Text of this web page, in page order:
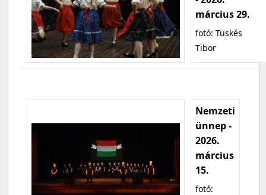
március 29.
fotó: Tüskés
Tibor
Nemzeti
ünnep -
2026.
március
15.
fotó: